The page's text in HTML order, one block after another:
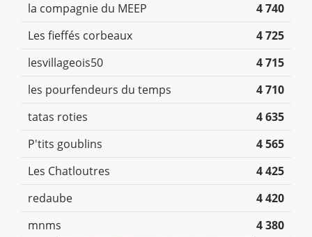
la compagnie du MEEP
4 740
Les fieffés corbeaux
4 725
lesvillageois50
4 715
les pourfendeurs du temps
4 710
tatas roties
4 635
P'tits goublins
4 565
Les Chatloutres
4 425
redaube
4 420
mnms
4 380